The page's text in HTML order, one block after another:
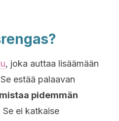
, joka auttaa lisäämään
estää palaavan
pidemmän
Se ei katkaise